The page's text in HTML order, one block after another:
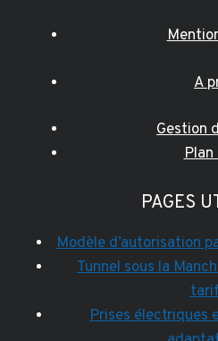
A
Gestion
Plan
PAGES
Modèle d’autorisation
Tunnel sous la
Prises électriques